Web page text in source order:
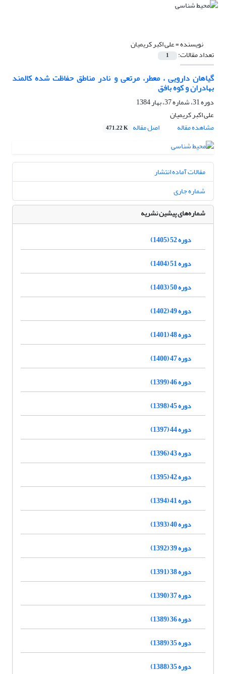
نویسنده =علی اکبر کریمیان
تعداد مقالات: 1
گیاهان دارویی ، معطر، مرتعی و نادر مناطق حفاظت شده کالمند
بهادران و کوه بافق
دوره 31، شماره 37، بهار 1384
علی اکبر کریمیان
مشاهده مقاله
اصل مقاله 471.22 K
مقالات آماده انتشار
شماره جاری
شماره‌های پیشین نشریه
دوره 52 (1405)
دوره 51 (1404)
دوره 50 (1403)
دوره 49 (1402)
دوره 48 (1401)
دوره 47 (1400)
دوره 46 (1399)
دوره 45 (1398)
دوره 44 (1397)
دوره 43 (1396)
دوره 42 (1395)
دوره 41 (1394)
دوره 40 (1393)
دوره 39 (1392)
دوره 38 (1391)
دوره 37 (1390)
دوره 36 (1389)
دوره 35 (1389)
دوره 35 (1388)